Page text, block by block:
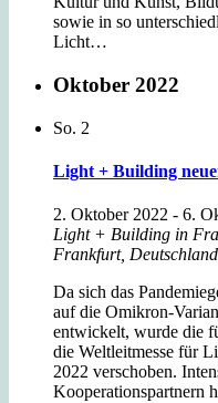
sowie in so
Licht…
Oktober 2022
So. 2
Light + Building
2. Oktober 2022 - 6.
Light + Building in
Frankfurt, Deutschland
Da sich das
auf die Omikron-
entwickelt, wurde die
die Weltleitmesse für
2022 verschoben.
Kooperationspartnern